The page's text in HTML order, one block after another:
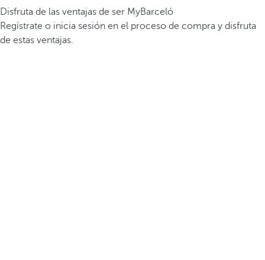
Disfruta de las ventajas de ser MyBarceló
Regístrate o inicia sesión en el proceso de compra y disfruta
de estas ventajas.